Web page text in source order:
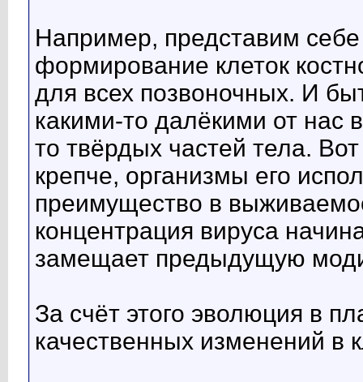
Например, представим
формирование клеток
для всех позвоночных. И
какими-то далёкими от
то твёрдых частей тела.
крепче, организмы его
преимущество в
концентрация вируса
замещает предыдущую
За счёт этого эволюция в
качественных изменений в